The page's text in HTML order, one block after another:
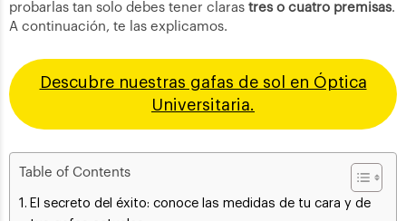
probarlas tan solo debes tener claras tres o cuatro premisas.
A continuación, te las explicamos.
Descubre nuestras gafas de sol en Óptica
Universitaria.
Table of Contents
El secreto del éxito: conoce las medidas de tu cara y de